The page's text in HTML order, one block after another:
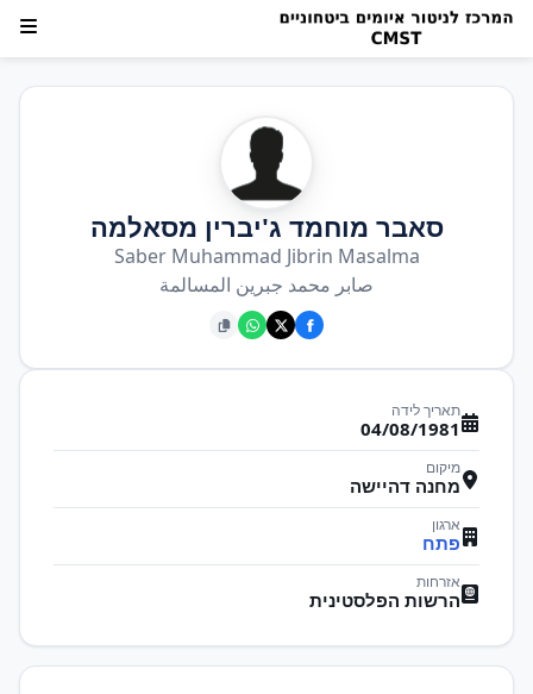
סאבר מוחמד ג'יברין מסאלמה
Saber Muhammad Jibrin Masalma
صابر محمد جبرين المسالمة
תאריך לידה
04/08/1981
מיקום
מחנה דהיישה
ארגון
פתח
אזרחות
הרשות הפלסטינית